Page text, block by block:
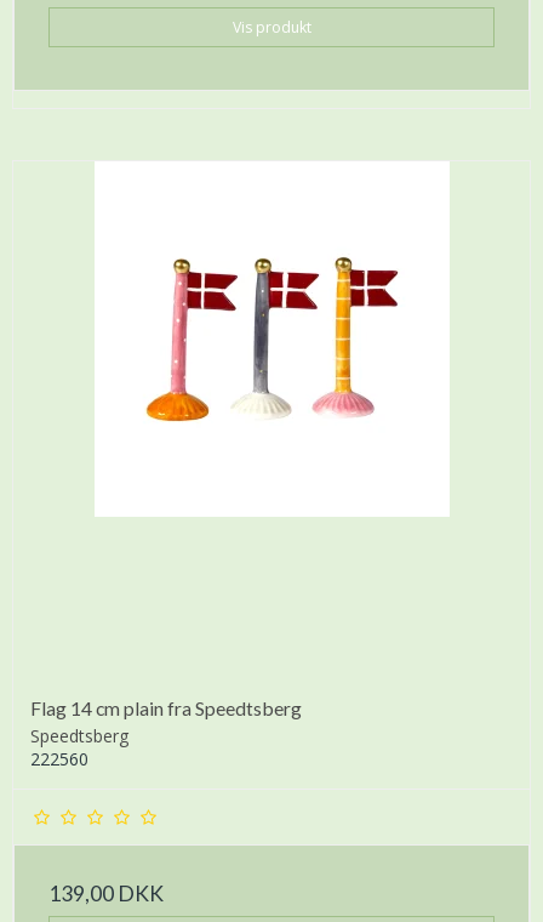
Vis produkt
Flag 14 cm plain fra Speedtsberg
Speedtsberg
222560
139,00 DKK